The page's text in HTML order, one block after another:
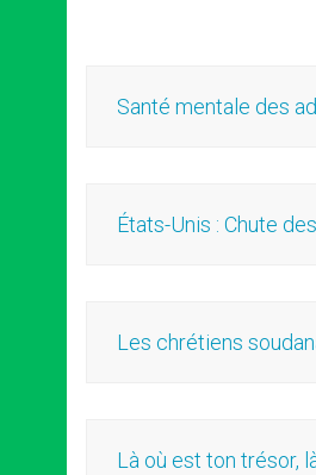
Santé mentale des
États-Unis : Chute
Les chrétiens
Là où est ton trésor,